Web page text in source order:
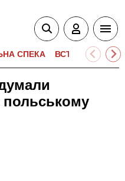
СПЕКА ВСТУПНА
польському